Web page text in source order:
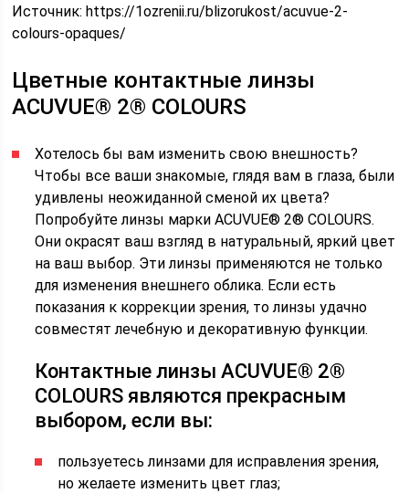
Источник:https://1ozrenii.ru/blizorukost/acuvue-2-
colours-opaques/
Цветные контактные линзы
ACUVUE® 2® COLOURS
Хотелось бы вам изменить свою внешность?
Чтобы все ваши знакомые, глядя вам в глаза, были
удивлены неожиданной сменой их цвета?
Попробуйте линзы марки ACUVUE® 2® COLOURS.
Они окрасят ваш взгляд в натуральный, яркий цвет
на ваш выбор. Эти линзы применяются не только
для изменения внешнего облика. Если есть
показания к коррекции зрения, то линзы удачно
совместят лечебную и декоративную функции.
Контактные линзы ACUVUE® 2®
COLOURS являются прекрасным
выбором, если вы:
пользуетесь линзами для исправления зрения,
но желаете изменить цвет глаз;